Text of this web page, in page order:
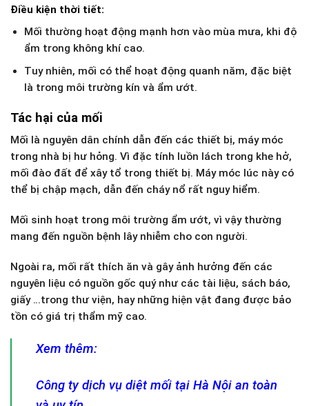
Điều kiện thời tiết:
Mối thường hoạt động mạnh hơn vào mùa mưa, khi độ
ẩm trong không khí cao.
Tuy nhiên, mối có thể hoạt động quanh năm, đặc biệt
là trong môi trường kín và ẩm ướt.
Tác hại của mối
Mối là nguyên dân chính dẫn đến các thiết bị, máy móc
trong nhà bị hư hỏng. Vì đặc tính luồn lách trong khe hở,
mối đào đất để xây tổ trong thiết bị. Máy móc lúc này có
thể bị chập mạch, dẫn đến cháy nổ rất nguy hiểm.
Mối sinh hoạt trong môi trường ẩm ướt, vì vậy thường
mang đến nguồn bệnh lây nhiễm cho con người.
Ngoài ra, mối rất thích ăn và gây ảnh hưởng đến các
nguyên liệu có nguồn gốc quý như các tài liệu, sách báo,
giấy …trong thư viện, hay những hiện vật đang được bảo
tồn có giá trị thẩm mỹ cao.
Xem thêm:
Công ty dịch vụ diệt mối tại Hà Nội an toàn